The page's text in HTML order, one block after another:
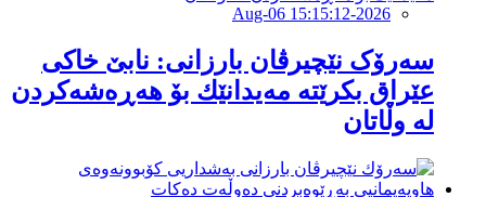
2026-Aug-06 15:15:12
سەرۆک نێچیرڤان بارزانی: نابێ خاكی
عێراق بكرێتە مەیدانێك بۆ هەڕەشەكردن
لە وڵاتان